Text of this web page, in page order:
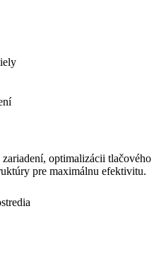
optimalizácii tlačového
pre maximálnu efektivitu.